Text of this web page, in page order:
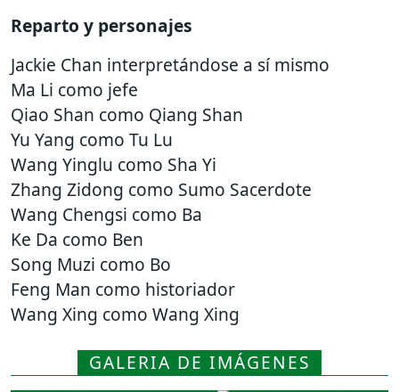
Reparto y personajes
Jackie Chan interpretándose a sí mismo
Ma Li como jefe
Qiao Shan como Qiang Shan
Yu Yang como Tu Lu
Wang Yinglu como Sha Yi
Zhang Zidong como Sumo Sacerdote
Wang Chengsi como Ba
Ke Da como Ben
Song Muzi como Bo
Feng Man como historiador
Wang Xing como Wang Xing
GALERIA DE IMÁGENES